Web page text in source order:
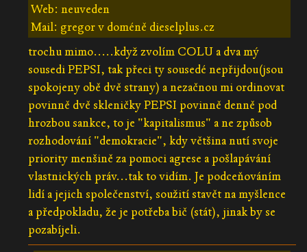
Web: neuveden
Mail: gregor v doméně dieselplus.cz
trochu mimo.....když zvolím COLU a dva mý
sousedi PEPSI, tak přeci ty sousedé nepřijdou(jsou
spokojeny obě dvě strany) a nezačnou mi ordinovat
povinně dvě skleničky PEPSI povinně denně pod
hrozbou sankce, to je "kapitalismus" a ne způsob
rozhodování "demokracie", kdy většina nutí svoje
priority menšině za pomoci agrese a pošlapávání
vlastnických práv...tak to vidím. Je podceňováním
lidí a jejich společenství, soužití stavět na myšlence
a předpokladu, že je potřeba bič (stát), jinak by se
pozabíjeli.